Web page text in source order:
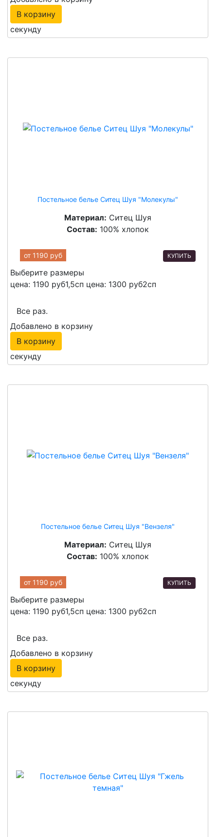
В корзину
секунду
Постельное белье Ситец Шуя "Молекулы"
Материал: Ситец Шуя
Состав: 100% хлопок
от 1190 руб КУПИТЬ
Выберите размеры
цена: 1190 руб1,5сп цена: 1300 руб2сп
Все раз.
Добавлено в корзину
В корзину
секунду
Постельное белье Ситец Шуя "Вензеля"
Материал: Ситец Шуя
Состав: 100% хлопок
от 1190 руб КУПИТЬ
Выберите размеры
цена: 1190 руб1,5сп цена: 1300 руб2сп
Все раз.
Добавлено в корзину
В корзину
секунду